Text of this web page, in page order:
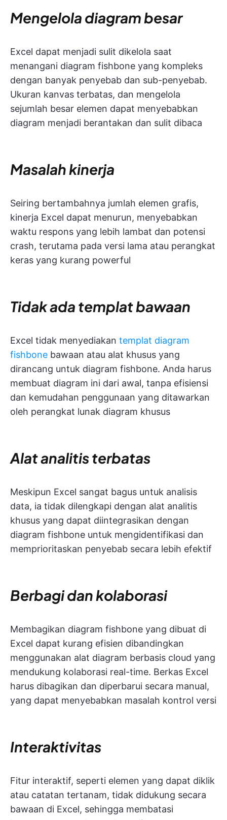
Mengelola diagram besar
Excel dapat menjadi sulit dikelola saat
menangani diagram fishbone yang kompleks
dengan banyak penyebab dan sub-penyebab.
Ukuran kanvas terbatas, dan mengelola
sejumlah besar elemen dapat menyebabkan
diagram menjadi berantakan dan sulit dibaca
Masalah kinerja
Seiring bertambahnya jumlah elemen grafis,
kinerja Excel dapat menurun, menyebabkan
waktu respons yang lebih lambat dan potensi
crash, terutama pada versi lama atau perangkat
keras yang kurang powerful
Tidak ada templat bawaan
Excel tidak menyediakan templat diagram
fishbone bawaan atau alat khusus yang
dirancang untuk diagram fishbone. Anda harus
membuat diagram ini dari awal, tanpa efisiensi
dan kemudahan penggunaan yang ditawarkan
oleh perangkat lunak diagram khusus
Alat analitis terbatas
Meskipun Excel sangat bagus untuk analisis
data, ia tidak dilengkapi dengan alat analitis
khusus yang dapat diintegrasikan dengan
diagram fishbone untuk mengidentifikasi dan
memprioritaskan penyebab secara lebih efektif
Berbagi dan kolaborasi
Membagikan diagram fishbone yang dibuat di
Excel dapat kurang efisien dibandingkan
menggunakan alat diagram berbasis cloud yang
mendukung kolaborasi real-time. Berkas Excel
harus dibagikan dan diperbarui secara manual,
yang dapat menyebabkan masalah kontrol versi
Interaktivitas
Fitur interaktif, seperti elemen yang dapat diklik
atau catatan tertanam, tidak didukung secara
bawaan di Excel, sehingga membatasi